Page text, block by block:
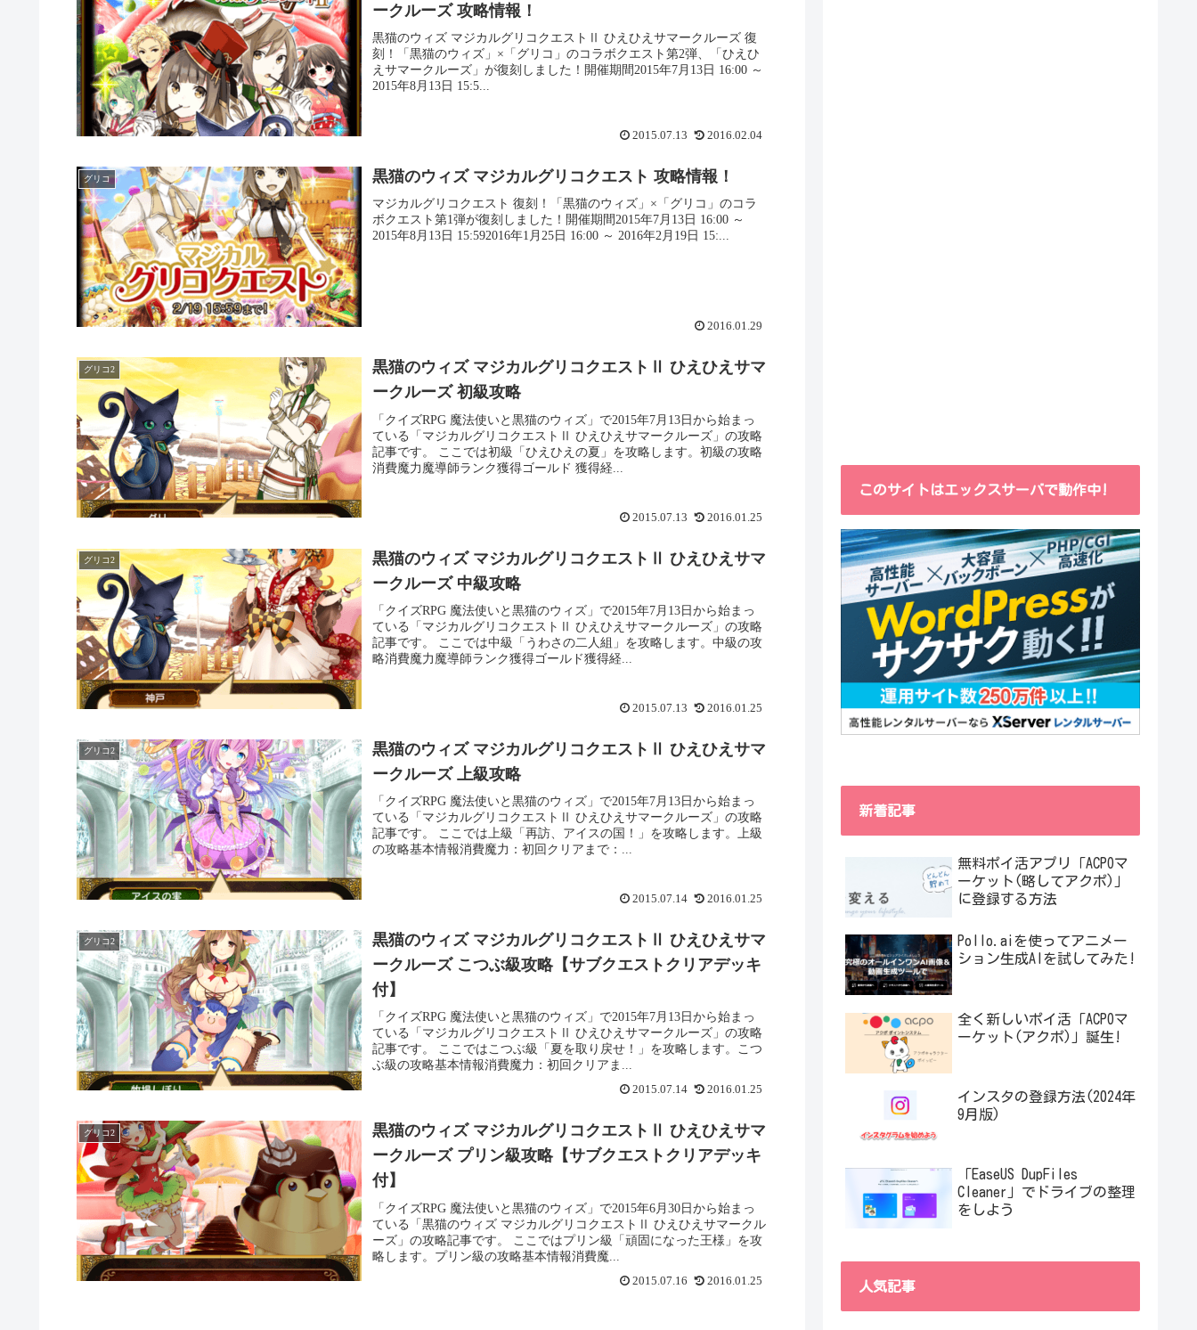
ークルーズ 攻略情報！
黒猫のウィズ マジカルグリコクエストⅡ ひえひえサマークルーズ 復
刻！「黒猫のウィズ」×「グリコ」のコラボクエスト第2弾、「ひえひ
えサマークルーズ」が復刻しました！開催期間2015年7月13日 16:00 ～
2015年8月13日 15:5...
2015.07.13 2016.02.04
グリコ 黒猫のウィズ マジカルグリコクエスト 攻略情報！
マジカルグリコクエスト 復刻！「黒猫のウィズ」×「グリコ」のコラ
ボクエスト第1弾が復刻しました！開催期間2015年7月13日 16:00 ～
2015年8月13日 15:592016年1月25日 16:00 ～ 2016年2月19日 15:...
2016.01.29
グリコ2
黒猫のウィズ マジカルグリコクエストⅡ ひえひえサマ
ークルーズ 初級攻略
「クイズRPG 魔法使いと黒猫のウィズ」で2015年7月13日から始まっ
ている「マジカルグリコクエストⅡ ひえひえサマークルーズ」の攻略
記事です。 ここでは初級「ひえひえの夏」を攻略します。初級の攻略
消費魔力魔導師ランク獲得ゴールド 獲得経...
2015.07.13 2016.01.25
グリコ2
黒猫のウィズ マジカルグリコクエストⅡ ひえひえサマ
ークルーズ 中級攻略
「クイズRPG 魔法使いと黒猫のウィズ」で2015年7月13日から始まっ
ている「マジカルグリコクエストⅡ ひえひえサマークルーズ」の攻略
記事です。 ここでは中級「うわさの二人組」を攻略します。中級の攻
略消費魔力魔導師ランク獲得ゴールド獲得経...
2015.07.13 2016.01.25
グリコ2
黒猫のウィズ マジカルグリコクエストⅡ ひえひえサマ
ークルーズ 上級攻略
「クイズRPG 魔法使いと黒猫のウィズ」で2015年7月13日から始まっ
ている「マジカルグリコクエストⅡ ひえひえサマークルーズ」の攻略
記事です。 ここでは上級「再訪、アイスの国！」を攻略します。上級
の攻略基本情報消費魔力：初回クリアまで：...
2015.07.14 2016.01.25
グリコ2
黒猫のウィズ マジカルグリコクエストⅡ ひえひえサマ
ークルーズ こつぶ級攻略【サブクエストクリアデッキ
付】
「クイズRPG 魔法使いと黒猫のウィズ」で2015年7月13日から始まっ
ている「マジカルグリコクエストⅡ ひえひえサマークルーズ」の攻略
記事です。 ここではこつぶ級「夏を取り戻せ！」を攻略します。こつ
ぶ級の攻略基本情報消費魔力：初回クリアま...
2015.07.14 2016.01.25
グリコ2
黒猫のウィズ マジカルグリコクエストⅡ ひえひえサマ
ークルーズ プリン級攻略【サブクエストクリアデッキ
付】
「クイズRPG 魔法使いと黒猫のウィズ」で2015年6月30日から始まっ
ている「黒猫のウィズ マジカルグリコクエストⅡ ひえひえサマークル
ーズ」の攻略記事です。 ここではプリン級「頑固になった王様」を攻
略します。プリン級の攻略基本情報消費魔...
2015.07.16 2016.01.25
このサイトはエックスサーバで動作中!
新着記事
無料ポイ活アプリ「ACPOマ
ーケット(略してアクポ)」
に登録する方法
Pollo.aiを使ってアニメー
ション生成AIを試してみた!
全く新しいポイ活「ACPOマ
ーケット(アクポ)」誕生!
インスタの登録方法(2024年
9月版)
「EaseUS DupFiles
Cleaner」でドライブの整理
をしよう
人気記事